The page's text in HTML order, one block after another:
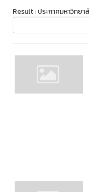
Result : ประกาศมหาวิทย